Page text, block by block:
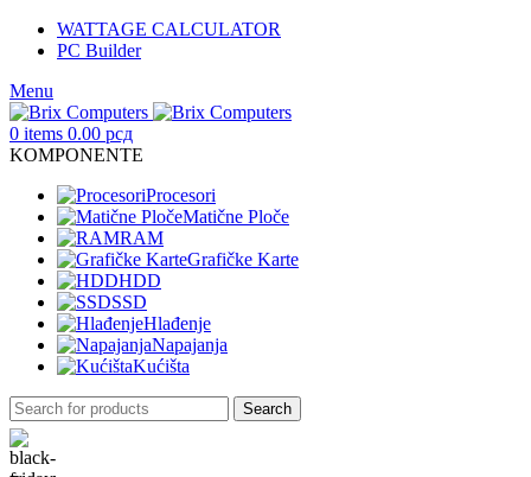
WATTAGE CALCULATOR
PC Builder
Menu
0 items 0.00 рсд
KOMPONENTE
Procesori
Matične Ploče
RAM
Grafičke Karte
HDD
SSD
Hlađenje
Napajanja
Kućišta
Search